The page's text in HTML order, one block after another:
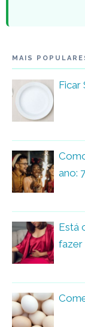
MAIS
Ficar
ano:
Está
fazer